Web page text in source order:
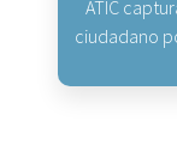
ATIC
ciudadano